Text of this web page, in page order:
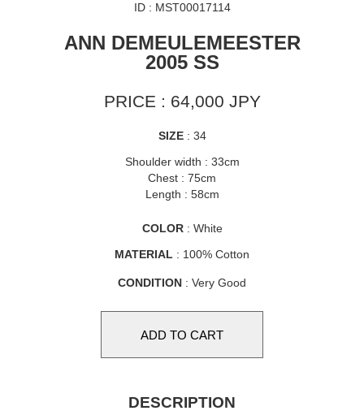
ID : MST00017114
ANN DEMEULEMEESTER
2005 SS
PRICE : 64,000 JPY
SIZE: 34
Shoulder width : 33cm
Chest : 75cm
Length : 58cm
COLOR: White
MATERIAL : 100% Cotton
CONDITION : Very Good
DESCRIPTION